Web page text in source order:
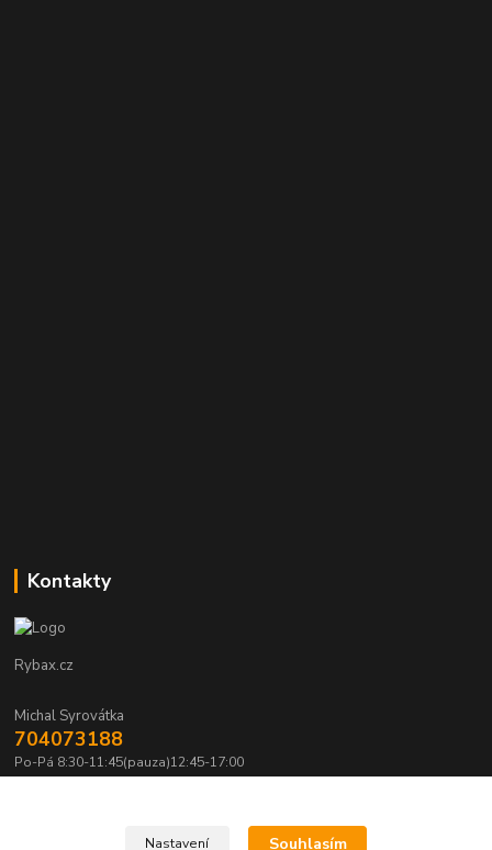
Kontakty
Rybax.cz
Michal Syrovátka
704073188
Po-Pá 8:30-11:45(pauza)12:45-17:00
Nastavení Souhlasím